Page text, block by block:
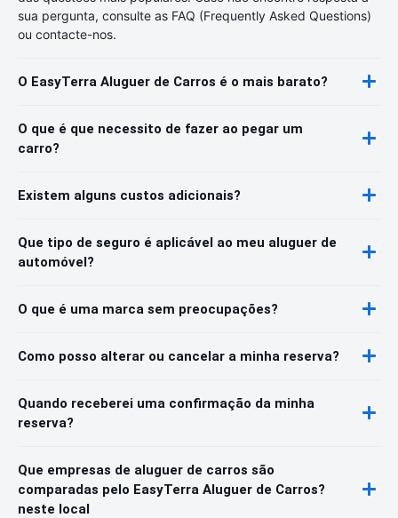
sua pergunta, consulte as FAQ (Frequently Asked Questions)
ou contacte-nos.
O EasyTerra Aluguer de Carros é o mais barato?
O que é que necessito de fazer ao pegar um
carro?
Existem alguns custos adicionais?
Que tipo de seguro é aplicável ao meu aluguer de
automóvel?
O que é uma marca sem preocupações?
Como posso alterar ou cancelar a minha reserva?
Quando receberei uma confirmação da minha
reserva?
Que empresas de aluguer de carros são
comparadas pelo EasyTerra Aluguer de Carros?
neste local